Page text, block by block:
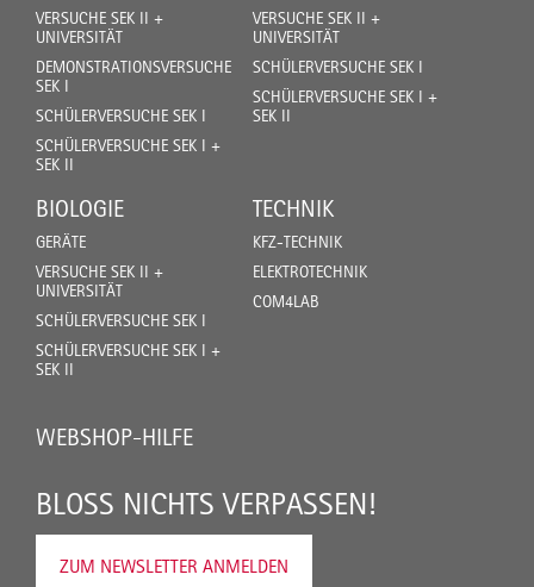
VERSUCHE SEK II +
UNIVERSITÄT
DEMONSTRATIONSVERSUCHE
SEK I
SCHÜLERVERSUCHE SEK I
SCHÜLERVERSUCHE SEK I +
SEK II
VERSUCHE SEK II +
UNIVERSITÄT
SCHÜLERVERSUCHE SEK I
SCHÜLERVERSUCHE SEK I +
SEK II
BIOLOGIE
GERÄTE
VERSUCHE SEK II +
UNIVERSITÄT
SCHÜLERVERSUCHE SEK I
SCHÜLERVERSUCHE SEK I +
SEK II
TECHNIK
KFZ-TECHNIK
ELEKTROTECHNIK
COM4LAB
WEBSHOP-HILFE
BLOSS NICHTS VERPASSEN!
ZUM NEWSLETTER ANMELDEN